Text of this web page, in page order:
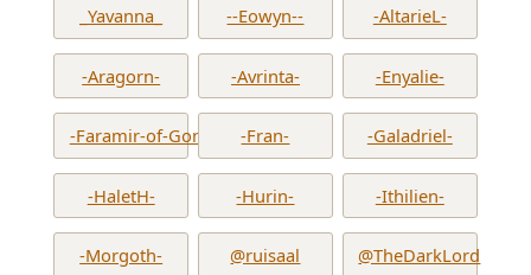
_Yavanna_ --Eowyn-- -AltarieL-
-Aragorn- -Avrinta- -Enyalie-
-Faramir-of-Gondor- -Fran- -Galadriel-
-HaletH- -Hurin- -Ithilien-
-Morgoth- @ruisaal @TheDarkLord